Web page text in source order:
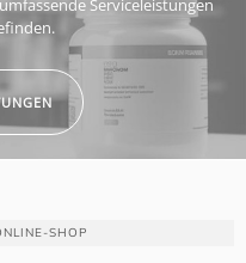
Serviceleistungen
SHOP